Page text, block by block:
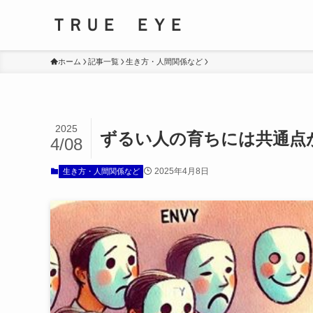
ＴＲＵＥ ＥＹＥ
ホーム 記事一覧 生き方・人間関係など
ずるい人の育ちには共通
2025
4/08
生き方・人間関係など 2025年4月8日